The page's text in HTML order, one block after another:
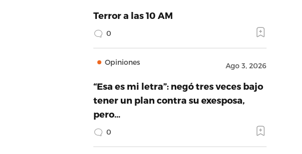
Terror a las 10 AM
0
Opiniones Ago 3, 2026
“Esa es mi letra”: negó tres veces bajo
tener un plan contra su exesposa,
pero…
0